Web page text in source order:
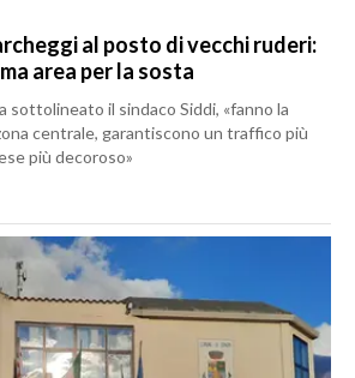
al posto di vecchi ruderi:
area per la sosta
sottolineato il sindaco Siddi, «fanno la
centrale, garantiscono un traffico più
più decoroso»